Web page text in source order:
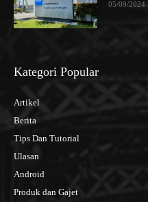
05/09/2024
Kategori Popular
Artikel
Berita
Tips Dan Tutorial
Ulasan
Android
Produk dan Gajet